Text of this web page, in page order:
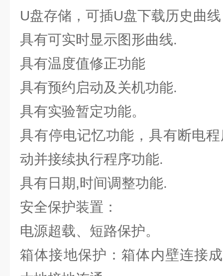
U盘存储，可插U盘下载历史曲
具有可实时显示图形曲线.
具有温度值修正功能
具有预约启动及关机功能.
具有实验暂定功能。
具有停电记忆功能，具有断电
动并接续执行程序功能.
具有日期,时间调整功能.
安全保护装置：
电源超载、短路保护。
箱体接地保护：箱体内壁连接